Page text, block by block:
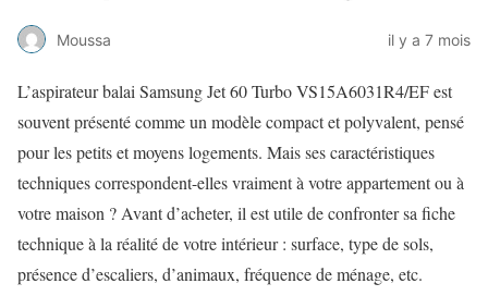
Moussa il y a 7 mois
L’aspirateur balai Samsung Jet 60 Turbo VS15A6031R4/EF est
souvent présenté comme un modèle compact et polyvalent, pensé
pour les petits et moyens logements. Mais ses caractéristiques
techniques correspondent-elles vraiment à votre appartement ou à
votre maison ? Avant d’acheter, il est utile de confronter sa fiche
technique à la réalité de votre intérieur : surface, type de sols,
présence d’escaliers, d’animaux, fréquence de ménage, etc.